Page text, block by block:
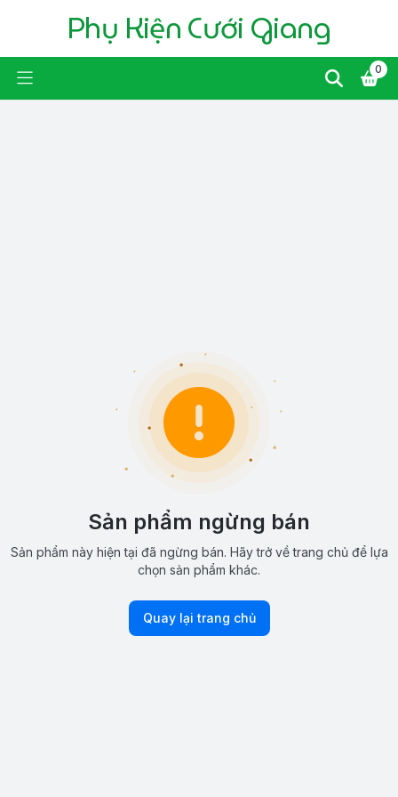
Phụ Kiện Cưới Giang
0
Sản phẩm ngừng bán
Sản phẩm này hiện tại đã ngừng bán. Hãy trở về trang chủ để lựa
chọn sản phẩm khác.
Quay lại trang chủ